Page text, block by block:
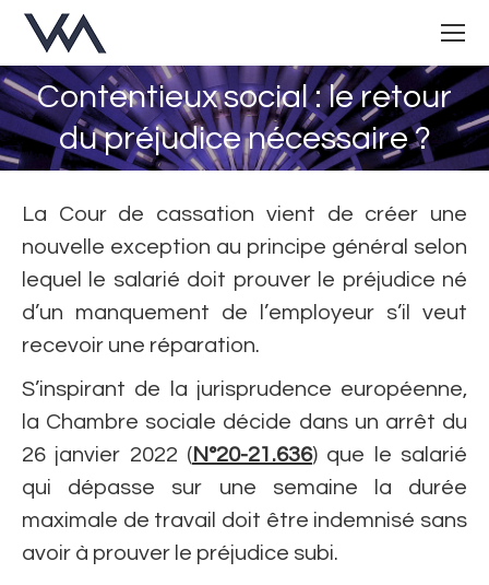
Contentieux social : le retour
du préjudice nécessaire ?
Vous êtes ici :
La Cour de cassation vient de créer une
nouvelle exception au principe général selon
lequel le salarié doit prouver le préjudice né
d’un manquement de l’employeur s’il veut
recevoir une réparation.
S’inspirant de la jurisprudence européenne,
la Chambre sociale décide dans un arrêt du
26 janvier 2022 ( N°20-21.636) que le salarié
qui dépasse sur une semaine la durée
maximale de travail doit être indemnisé sans
avoir à prouver le préjudice subi.